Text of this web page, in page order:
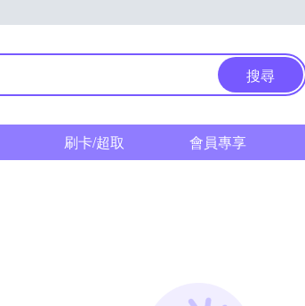
搜尋
刷卡/超取 會員專享